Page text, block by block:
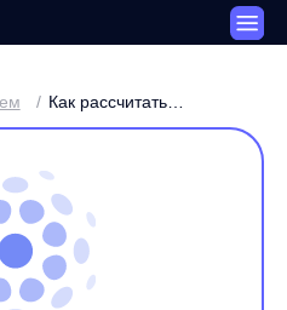
окупаемость вложений
в интернет-маркетинг:
решения для eCommerce